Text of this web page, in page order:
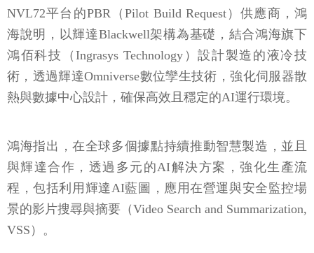
NVL72平台的PBR（Pilot Build Request）供應商，鴻
海說明，以輝達Blackwell架構為基礎，結合鴻海旗下
鴻佰科技（Ingrasys Technology）設計製造的液冷技
術，透過輝達Omniverse數位孿生技術，強化伺服器散
熱與數據中心設計，確保高效且穩定的AI運行環境。
鴻海指出，在全球多個據點持續推動智慧製造，並且
與輝達合作，透過多元的AI解決方案，強化生產流
程，包括利用輝達AI藍圖，應用在營運與安全監控場
景的影片搜尋與摘要（Video Search and Summarization,
VSS）。